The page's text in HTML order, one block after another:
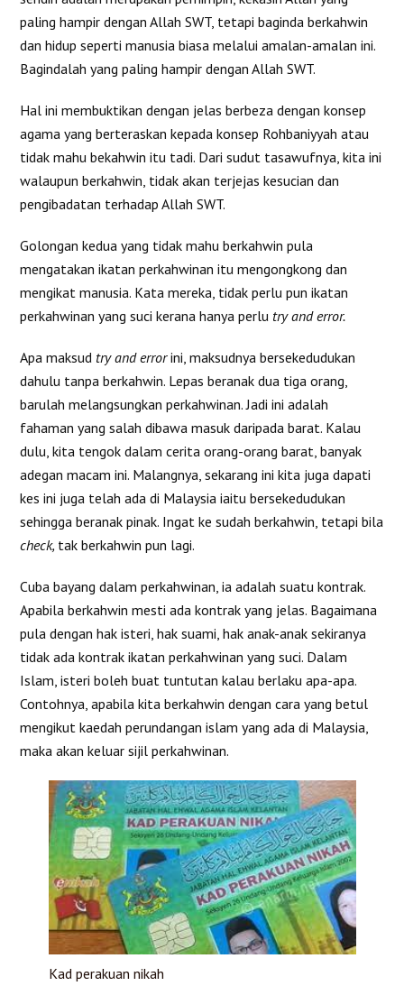
paling hampir dengan Allah SWT, tetapi baginda berkahwin
dan hidup seperti manusia biasa melalui amalan-amalan ini.
Bagindalah yang paling hampir dengan Allah SWT.
Hal ini membuktikan dengan jelas berbeza dengan konsep
agama yang berteraskan kepada konsep Rohbaniyyah atau
tidak mahu bekahwin itu tadi. Dari sudut tasawufnya, kita ini
walaupun berkahwin, tidak akan terjejas kesucian dan
pengibadatan terhadap Allah SWT.
Golongan kedua yang tidak mahu berkahwin pula
mengatakan ikatan perkahwinan itu mengongkong dan
mengikat manusia. Kata mereka, tidak perlu pun ikatan
perkahwinan yang suci kerana hanya perlu try and error.
Apa maksud try and errorini, maksudnya bersekedudukan
dahulu tanpa berkahwin. Lepas beranak dua tiga orang,
barulah melangsungkan perkahwinan. Jadi ini adalah
fahaman yang salah dibawa masuk daripada barat. Kalau
dulu, kita tengok dalam cerita orang-orang barat, banyak
adegan macam ini. Malangnya, sekarang ini kita juga dapati
kes ini juga telah ada di Malaysia iaitu bersekedudukan
sehingga beranak pinak. Ingat ke sudah berkahwin, tetapi bila
check, tak berkahwin pun lagi.
Cuba bayang dalam perkahwinan, ia adalah suatu kontrak.
Apabila berkahwin mesti ada kontrak yang jelas. Bagaimana
pula dengan hak isteri, hak suami, hak anak-anak sekiranya
tidak ada kontrak ikatan perkahwinan yang suci. Dalam
Islam, isteri boleh buat tuntutan kalau berlaku apa-apa.
Contohnya, apabila kita berkahwin dengan cara yang betul
mengikut kaedah perundangan islam yang ada di Malaysia,
maka akan keluar sijil perkahwinan.
Kad perakuan nikah